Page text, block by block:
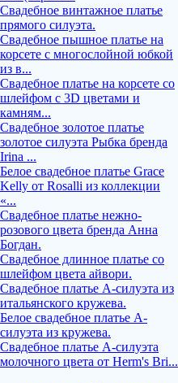
Свадебное винтажное платье
прямого силуэта.
Свадебное пышное платье на
корсете с многослойной юбкой
из в...
Свадебное платье на корсете со
шлейфом с 3D цветами и
камням...
Свадебное золотое платье
золотое силуэта Рыбка бренда
Irina ...
Белое свадебное платье Grace
Kelly от Rosalli из коллекции
«...
Свадебное платье нежно-
розового цвета бренда Анна
Богдан.
Свадебное длинное платье со
шлейфом цвета айвори.
Свадебное платье А-силуэта из
итальянского кружева.
Белое свадебное платье А-
силуэта из кружева.
Свадебное платье А-силуэта
молочного цвета от Herm's Bri...